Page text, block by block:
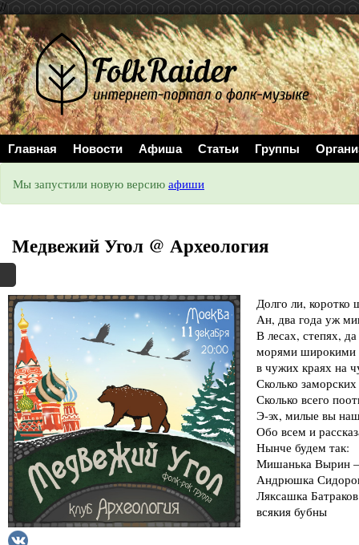
//
Главная Новости Афиша Статьи Группы
Мы запустили новую версию афиши
Медвежий Угол @ Археология
Долго ли, коротко
Ан, два года уж
В лесах, степях,
морями широкими
в чужих краях на
Сколько
Сколько всего
Э-эх, милые вы
Обо всем и
Нынче будем так:
Мишанька Вырин
Андрюшка
Ляксашка
всякия бубны